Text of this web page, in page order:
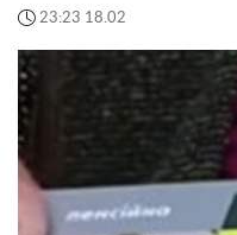
23:23 18.02